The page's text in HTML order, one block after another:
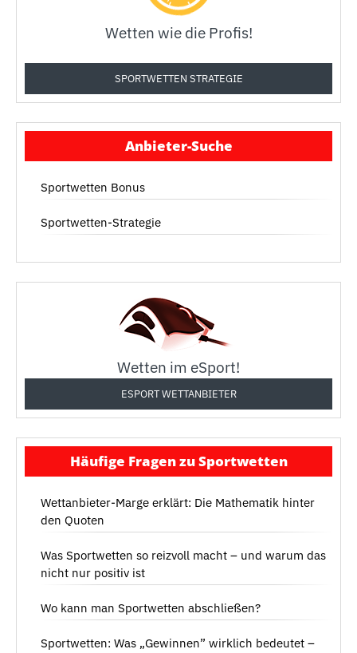
Wetten wie die Profis!
SPORTWETTEN STRATEGIE
Anbieter-Suche
Sportwetten Bonus
Sportwetten-Strategie
Wetten im eSport!
ESPORT WETTANBIETER
Häufige Fragen zu Sportwetten
Wettanbieter-Marge erklärt: Die Mathematik hinter
den Quoten
Was Sportwetten so reizvoll macht – und warum das
nicht nur positiv ist
Wo kann man Sportwetten abschließen?
Sportwetten: Was „Gewinnen” wirklich bedeutet –